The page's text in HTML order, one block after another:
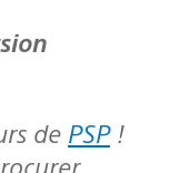
de PSP!